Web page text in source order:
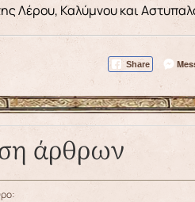
Λέρου, Καλύμνου και
Share
άρθρων